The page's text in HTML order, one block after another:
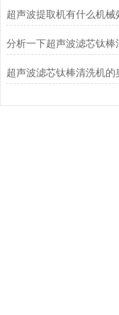
超声波提取机有什么机械
超声波滤芯钛棒清洗机的